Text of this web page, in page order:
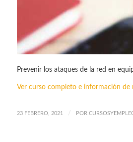
Prevenir los ataques de la red en
Ver curso completo e información de
23 FEBRERO, 2021 / POR